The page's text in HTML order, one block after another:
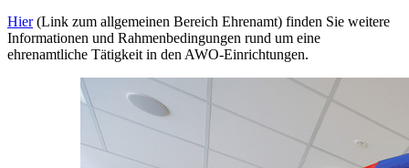
Hier(Link zum allgemeinen Bereich Ehrenamt) finden Sie weitere
Informationen und Rahmenbedingungen rund um eine
ehrenamtliche Tätigkeit in den AWO-Einrichtungen.